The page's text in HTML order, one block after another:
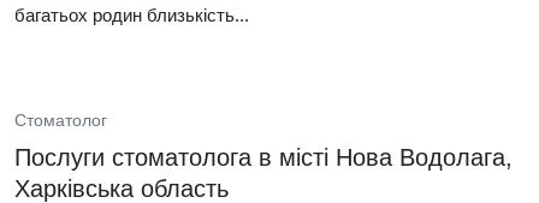
багатьох родин близькість...
Стоматолог
Послуги стоматолога в місті Нова Водолага,
Харківська область